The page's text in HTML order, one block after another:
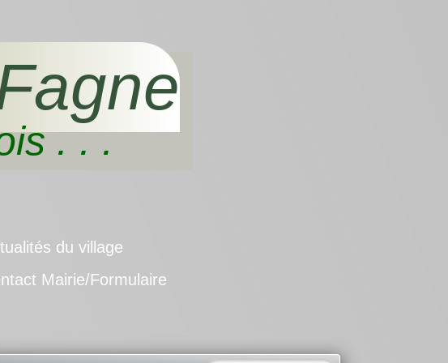
. . .
du village
Mairie/Formulaire